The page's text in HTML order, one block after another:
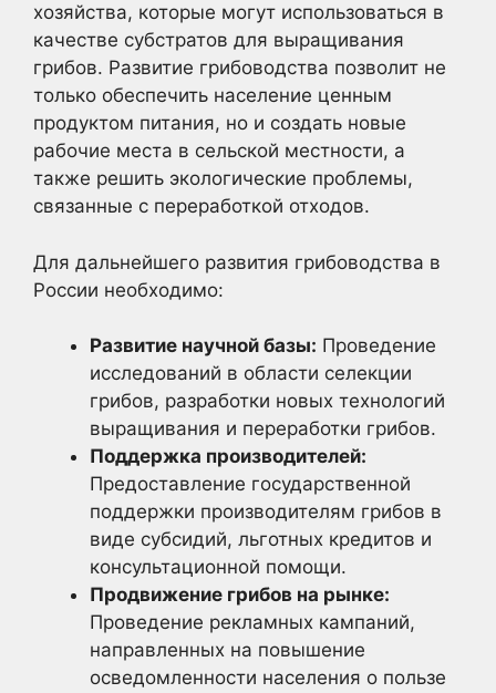
хозяйства, которые могут использоваться в
качестве субстратов для выращивания
грибов. Развитие грибоводства позволит не
только обеспечить население ценным
продуктом питания, но и создать новые
рабочие места в сельской местности, а
также решить экологические проблемы,
связанные с переработкой отходов.
Для дальнейшего развития грибоводства в
России необходимо:
Развитие научной базы: Проведение
исследований в области селекции
грибов, разработки новых технологий
выращивания и переработки грибов.
Поддержка производителей:
Предоставление государственной
поддержки производителям грибов в
виде субсидий, льготных кредитов и
консультационной помощи.
Продвижение грибов на рынке:
Проведение рекламных кампаний,
направленных на повышение
осведомленности населения о пользе